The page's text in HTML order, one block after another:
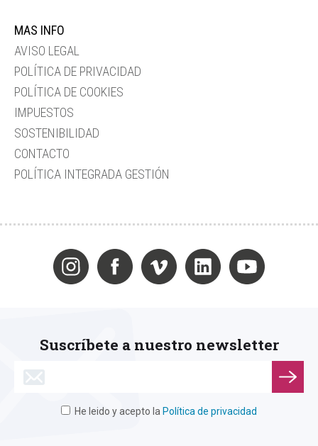
MAS INFO
AVISO LEGAL
POLÍTICA DE PRIVACIDAD
POLÍTICA DE COOKIES
IMPUESTOS
SOSTENIBILIDAD
CONTACTO
POLÍTICA INTEGRADA GESTIÓN
Suscríbete a nuestro newsletter
He leido y acepto la Política de privacidad